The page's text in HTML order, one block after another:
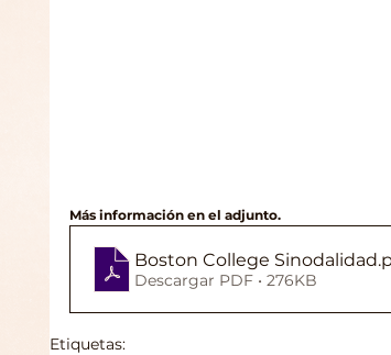
Más información en el adjunto.
Boston College Sinodalidad
Descargar PDF • 276KB
Etiquetas: